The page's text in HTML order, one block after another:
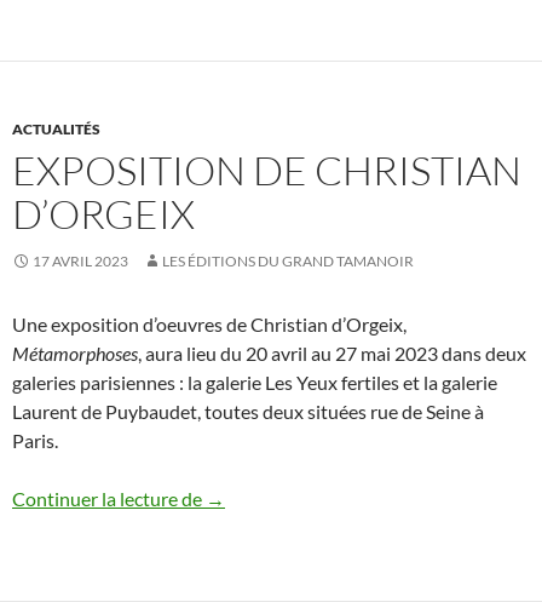
ACTUALITÉS
EXPOSITION DE CHRISTIAN
D’ORGEIX
17 AVRIL 2023 LES ÉDITIONS DU GRAND TAMANOIR
Une exposition d’oeuvres de Christian d’Orgeix,
Métamorphoses, aura lieu du 20 avril au 27 mai 2023 dans deux
galeries parisiennes : la galerie Les Yeux fertiles et la galerie
Laurent de Puybaudet, toutes deux situées rue de Seine à
Paris.
Continuer la lecture de Exposition de Christian d’Orgeix
→